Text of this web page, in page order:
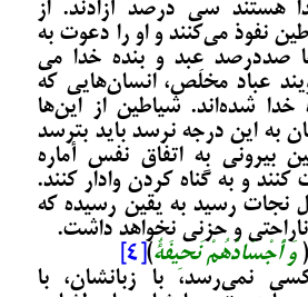
هستند سی درصد آزادند. از
نفوذ می­‌کنند و او را دعوت به
صددرصد عبد و بنده خدا می­‌
عباد مخلَص، انسان‌هایی که
شده­‌اند. شیاطین از این‌ها
به این درجه نرسد باید بترسد
بیرونی به اتفاق نفس أماره
و به گناه کردن وادار کنند.
نجات رسید به یقین رسیده که
و حزنی نخواهد داشت.
وَ أَجْسَادُهُمْ نَحِیفَةٌ)
نمی‌­رسد، با زبانشان، با